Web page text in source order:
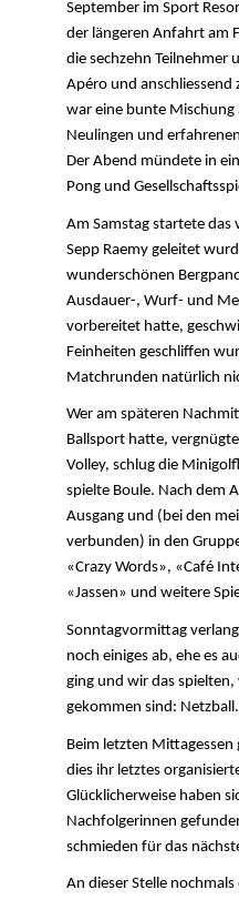
September im Sport
der längeren Anfahrt am
die sechzehn Teilnehmer
Apéro und anschliessend
war eine bunte Mischung
Neulingen und
Der Abend mündete in
Pong und
Am Samstag startete das
Sepp Raemy geleitet
wunderschönen
Ausdauer-, Wurf- und
vorbereitet hatte,
Feinheiten geschliffen
Matchrunden natürlich
Wer am späteren
Ballsport hatte,
Volley, schlug die
spielte Boule. Nach dem
Ausgang und (bei den
verbunden) in den
«Crazy Words», «Café
«Jassen» und weitere
Sonntagvormittag
noch einiges ab, ehe es
ging und wir das
gekommen sind: Netzball.
Beim letzten Mittagessen
dies ihr letztes
Glücklicherweise haben
Nachfolgerinnen
schmieden für das
An dieser Stelle nochmals